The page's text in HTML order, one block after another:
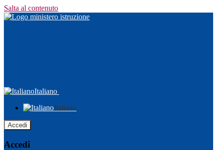
Salta al contenuto
Italiano
Italiano
Accedi
Accedi